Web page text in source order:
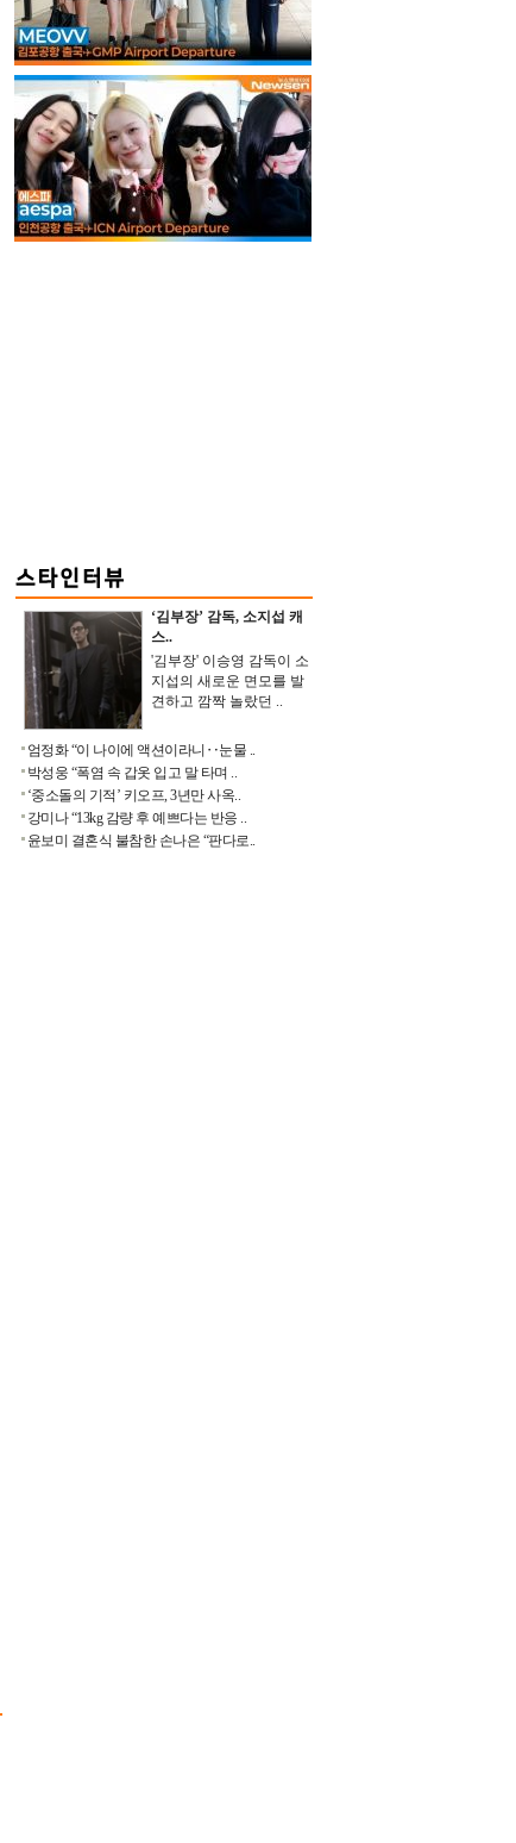
‘김부장’ 감독, 소지섭 캐
스..
'김부장' 이승영 감독이 소
지섭의 새로운 면모를 발
견하고 깜짝 놀랐던 ..
엄정화 “이 나이에 액션이라니‥눈물 ..
박성웅 “폭염 속 갑옷 입고 말 타며 ..
‘중소돌의 기적’ 키오프, 3년만 사옥..
강미나 “13kg 감량 후 예쁘다는 반응 ..
윤보미 결혼식 불참한 손나은 “판다로..